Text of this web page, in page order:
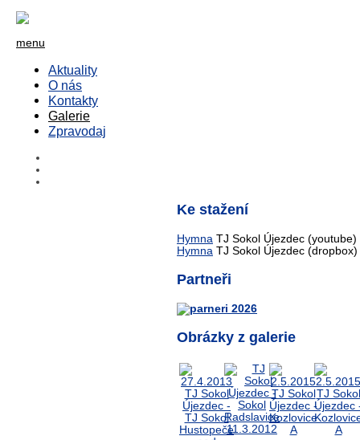
menu
Aktuality
O nás
Kontakty
Galerie
Zpravodaj
Ke stažení
Hymna TJ Sokol Újezdec (youtube)
Hymna TJ Sokol Újezdec (dropbox)
Partneři
Obrázky z galerie